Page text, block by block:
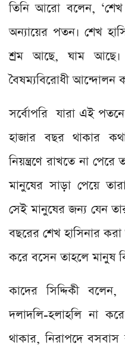
তিনি আরো বলেন, ‘শেখ
অন্যায়ের পতন। শেখ
শ্রম আছে, ঘাম আছে।
বৈষম্যবিরোধী আন্দোলন
সর্বোপরি যারা এই পতনে
হাজার বছর থাকার
নিয়ন্ত্রণে রাখতে না
মানুষের সাড়া পেয়ে
সেই মানুষের জন্য যেন
বছরের শেখ হাসিনার
করে বসেন তাহলে মানুষ
কাদের সিদ্দিকী
দলাদলি-হলাহলি না
থাকার, নিরাপদে